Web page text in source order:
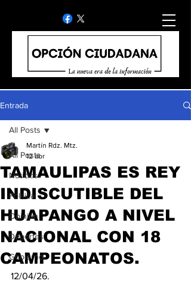
Entrada
All Posts
Noticias
Politica
Opinion
Deportes
Gobierno
All Posts
TAMAULIPAS ES REY
INDISCUTIBLE DEL
HUAPANGO A NIVEL
NACIONAL CON 18
CAMPEONATOS.
Martín Rdz. Mtz.
12 abr
12/04/26.